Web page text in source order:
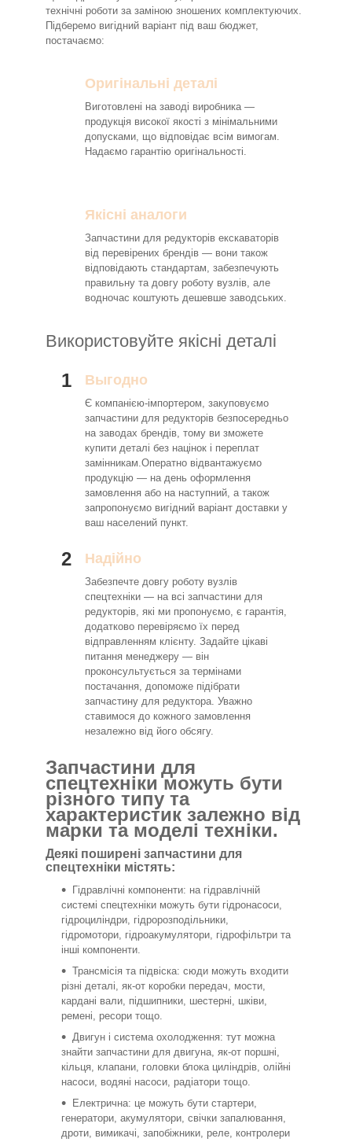
технічні роботи за заміною зношених комплектуючих.
Підберемо вигідний варіант під ваш бюджет,
постачаємо:
Оригінальні деталі
Виготовлені на заводі виробника —
продукція високої якості з мінімальними
допусками, що відповідає всім вимогам.
Надаємо гарантію оригінальності.
Якісні аналоги
Запчастини для редукторів екскаваторів
від перевірених брендів — вони також
відповідають стандартам, забезпечують
правильну та довгу роботу вузлів, але
водночас коштують дешевше заводських.
Використовуйте якісні деталі
1 Выгодно
Є компанією-імпортером, закуповуємо
запчастини для редукторів безпосередньо
на заводах брендів, тому ви зможете
купити деталі без націнок і переплат
замінникам.Оператно відвантажуємо
продукцію — на день оформлення
замовлення або на наступний, а також
запропонуємо вигідний варіант доставки у
ваш населений пункт.
2 Надійно
Забезпечте довгу роботу вузлів
спецтехніки — на всі запчастини для
редукторів, які ми пропонуємо, є гарантія,
додатково перевіряємо їх перед
відправленням клієнту. Задайте цікаві
питання менеджеру — він
проконсультується за термінами
постачання, допоможе підібрати
запчастину для редуктора. Уважно
ставимося до кожного замовлення
незалежно від його обсягу.
Запчастини для
спецтехніки можуть бути
різного типу та
характеристик залежно від
марки та моделі техніки.
Деякі поширені запчастини для
спецтехніки містять:
Гідравлічні компоненти: на гідравлічній
системі спецтехніки можуть бути гідронасоси,
гідроциліндри, гідророзподільники,
гідромотори, гідроакумулятори, гідрофільтри та
інші компоненти.
Трансмісія та підвіска: сюди можуть входити
різні деталі, як-от коробки передач, мости,
кардані вали, підшипники, шестерні, шківи,
ремені, ресори тощо.
Двигун і система охолодження: тут можна
знайти запчастини для двигуна, як-от поршні,
кільця, клапани, головки блока циліндрів, олійні
насоси, водяні насоси, радіатори тощо.
Електрична: це можуть бути стартери,
генератори, акумулятори, свічки запалювання,
дроти, вимикачі, запобіжники, реле, контролери